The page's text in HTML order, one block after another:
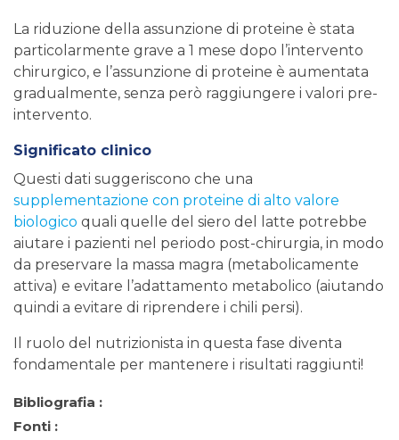
La riduzione della assunzione di proteine ​​è stata
particolarmente grave a 1 mese dopo l’intervento
chirurgico, e l’assunzione di proteine ​​è aumentata
gradualmente, senza però raggiungere i valori pre-
intervento.
Significato clinico
Questi dati suggeriscono che una
supplementazione con proteine di alto valore
biologico quali quelle del siero del latte potrebbe
aiutare i pazienti nel periodo post-chirurgia, in modo
da preservare la massa magra (metabolicamente
attiva) e evitare l’adattamento metabolico (aiutando
quindi a evitare di riprendere i chili persi).
Il ruolo del nutrizionista in questa fase diventa
fondamentale per mantenere i risultati raggiunti!
Bibliografia :
Fonti :